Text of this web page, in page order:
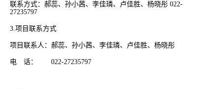
联系方式：郝蕊、孙小茜、李佳璘、卢佳胜、杨晓彤 022-
27235797
3.项目联系方式
项目联系人：郝蕊、孙小茜、李佳璘、卢佳胜、杨晓彤
电 话： 022-27235797